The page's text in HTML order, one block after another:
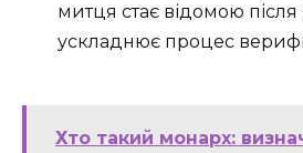
митця стає відомою
ускладнює процес
Хто такий монарх: